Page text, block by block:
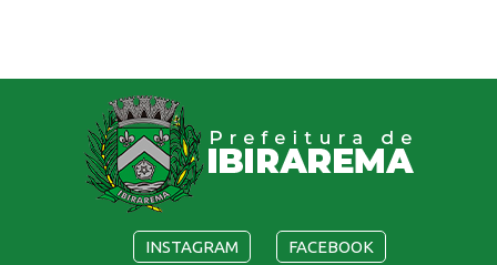
INSTAGRAM FACEBOOK